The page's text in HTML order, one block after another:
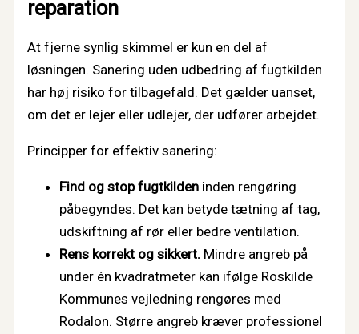
reparation
At fjerne synlig skimmel er kun en del af
løsningen. Sanering uden udbedring af fugtkilden
har høj risiko for tilbagefald. Det gælder uanset,
om det er lejer eller udlejer, der udfører arbejdet.
Principper for effektiv sanering:
Find og stop fugtkilden inden rengøring
påbegyndes. Det kan betyde tætning af tag,
udskiftning af rør eller bedre ventilation.
Rens korrekt og sikkert. Mindre angreb på
under én kvadratmeter kan ifølge Roskilde
Kommunes vejledning rengøres med
Rodalon. Større angreb kræver professionel